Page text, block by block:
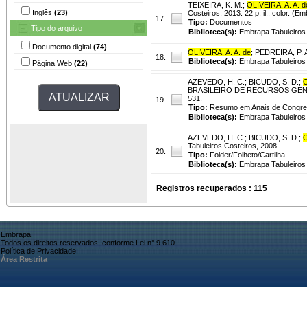
Inglês (23)
Tipo do arquivo
Documento digital (74)
Página Web (22)
17.
TEIXEIRA, K. M. ; OLIVEIRA, A. A.
Costeiros, 2013. 22 p. il.: color.
Tipo: Documentos
Biblioteca(s): Embrapa
18.
OLIVEIRA, A. A. de; PEDREIRA, P.
Biblioteca(s): Embrapa
19.
AZEVEDO, H. C. ; BICUDO, S. D. ;
BRASILEIRO DE RECURSOS
531.
Tipo: Resumo em Anais de
Biblioteca(s): Embrapa
20.
AZEVEDO, H. C. ; BICUDO, S. D. ;
Tabuleiros Costeiros, 2008.
Tipo: Folder/Folheto/Cartilha
Biblioteca(s): Embrapa
Registros recuperados : 115
Embrapa
Todos os direitos reservados, conforme Lei n° 9.610
Política de Privacidade
Área Restrita